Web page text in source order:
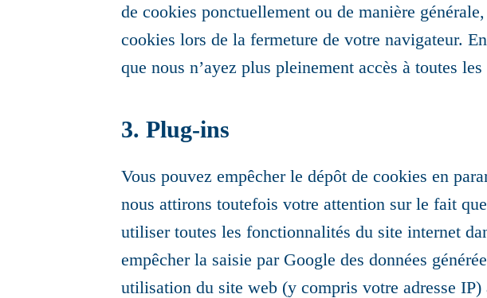
de cookies ponctuellement ou de manière
cookies lors de la fermeture de votre navigateur.
que nous n’ayez plus pleinement accès à toutes
3. Plug-ins
Vous pouvez empêcher le dépôt de cookies en
nous attirons toutefois votre attention sur le fait
utiliser toutes les fonctionnalités du site internet
empêcher la saisie par Google des données
utilisation du site web (y compris votre adresse